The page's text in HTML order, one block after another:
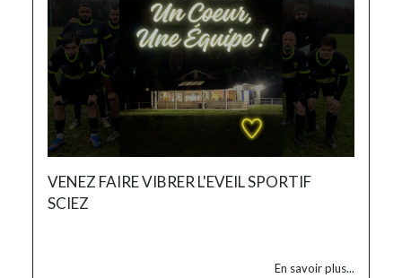
VENEZ FAIRE VIBRER L'EVEIL SPORTIF
SCIEZ
En savoir plus...